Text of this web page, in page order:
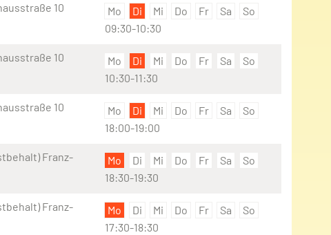
10
Mo Di Mi Do Fr Sa
So
09:30-10:30
10
Mo Di Mi Do Fr Sa
So
10:30-11:30
10
Mo Di Mi Do Fr Sa
So
18:00-19:00
Franz-
Mo Di Mi Do Fr Sa
So
18:30-19:30
Franz-
Mo Di Mi Do Fr Sa
So
17:30-18:30